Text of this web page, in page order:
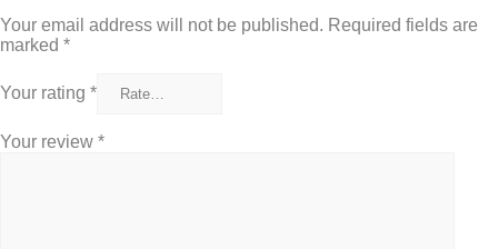
Your email address will not be published. Required fields are
marked *
Your rating *
Your review *